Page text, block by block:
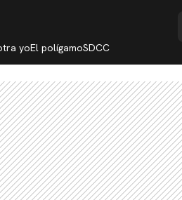
yoEl polígamoSDCC